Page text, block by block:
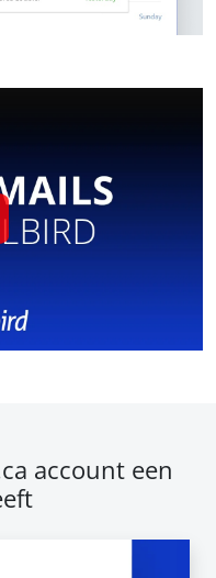
account een